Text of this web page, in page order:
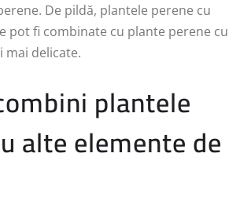
De pildă, plantele perene cu
pot fi combinate cu plante perene cu
mai delicate.
plantele
alte elemente de